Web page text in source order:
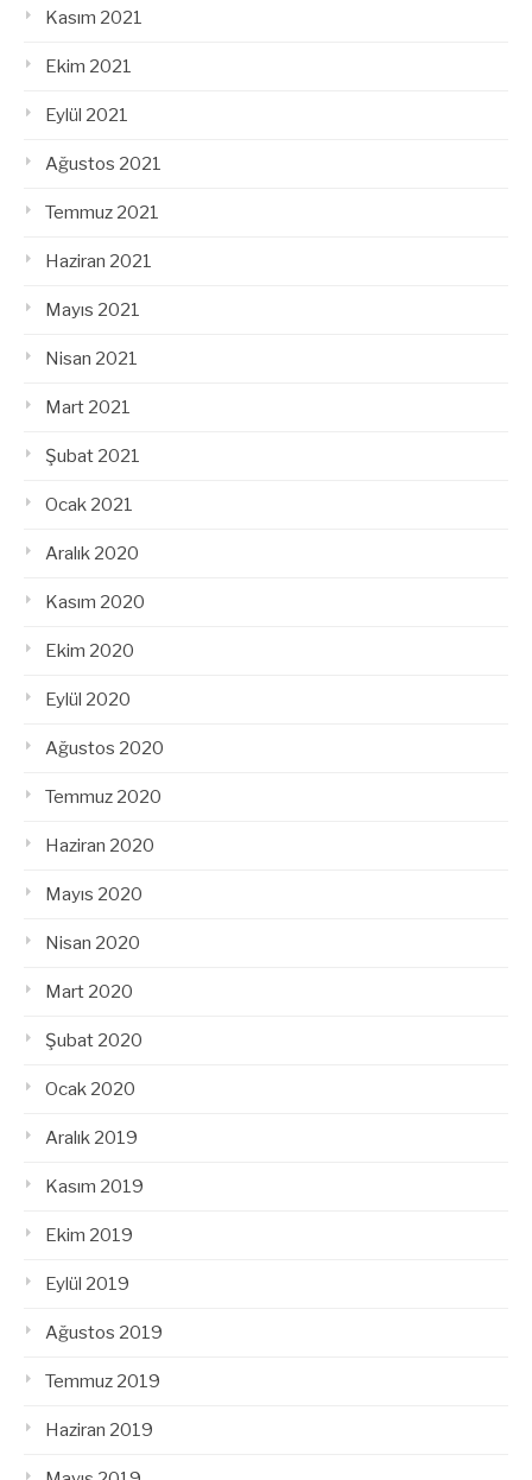
Kasım 2021
Ekim 2021
Eylül 2021
Ağustos 2021
Temmuz 2021
Haziran 2021
Mayıs 2021
Nisan 2021
Mart 2021
Şubat 2021
Ocak 2021
Aralık 2020
Kasım 2020
Ekim 2020
Eylül 2020
Ağustos 2020
Temmuz 2020
Haziran 2020
Mayıs 2020
Nisan 2020
Mart 2020
Şubat 2020
Ocak 2020
Aralık 2019
Kasım 2019
Ekim 2019
Eylül 2019
Ağustos 2019
Temmuz 2019
Haziran 2019